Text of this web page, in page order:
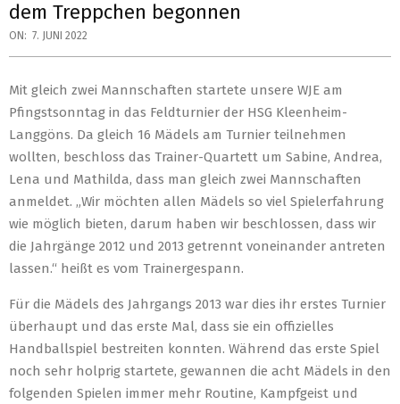
dem Treppchen begonnen
ON: 7. JUNI 2022
Mit gleich zwei Mannschaften startete unsere WJE am
Pfingstsonntag in das Feldturnier der HSG Kleenheim-
Langgöns. Da gleich 16 Mädels am Turnier teilnehmen
wollten, beschloss das Trainer-Quartett um Sabine, Andrea,
Lena und Mathilda, dass man gleich zwei Mannschaften
anmeldet. „Wir möchten allen Mädels so viel Spielerfahrung
wie möglich bieten, darum haben wir beschlossen, dass wir
die Jahrgänge 2012 und 2013 getrennt voneinander antreten
lassen.“ heißt es vom Trainergespann.
Für die Mädels des Jahrgangs 2013 war dies ihr erstes Turnier
überhaupt und das erste Mal, dass sie ein offizielles
Handballspiel bestreiten konnten. Während das erste Spiel
noch sehr holprig startete, gewannen die acht Mädels in den
folgenden Spielen immer mehr Routine, Kampfgeist und